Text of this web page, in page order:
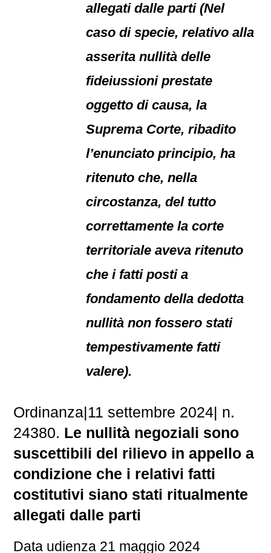
allegati dalle parti (Nel
caso di specie, relativo alla
asserita nullità delle
fideiussioni prestate
oggetto di causa, la
Suprema Corte, ribadito
l’enunciato principio, ha
ritenuto che, nella
circostanza, del tutto
correttamente la corte
territoriale aveva ritenuto
che i fatti posti a
fondamento della dedotta
nullità non fossero stati
tempestivamente fatti
valere).
Ordinanza|11 settembre 2024| n.
24380. Le nullità negoziali sono
suscettibili del rilievo in appello a
condizione che i relativi fatti
costitutivi siano stati ritualmente
allegati dalle parti
Data udienza 21 maggio 2024